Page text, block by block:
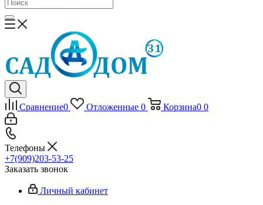
Сравнение0 Отложенные 0 Корзина0 0
Телефоны
+7(909)203-53-25
Заказать звонок
Личный кабинет